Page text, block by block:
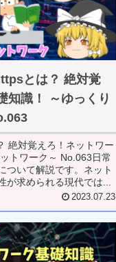
とは？ 絶対覚
知識！ ～ゆっくり
絶対覚えろ！ネットワー
トワーク～ No.063日常
ついて解説です。ネット
が求められる現代では...
2023.07.23